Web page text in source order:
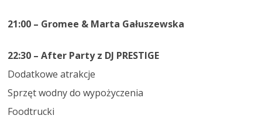
21:00 – Gromee & Marta Gałuszewska
22:30 – After Party z DJ PRESTIGE
Dodatkowe atrakcje
Sprzęt wodny do wypożyczenia
Foodtrucki